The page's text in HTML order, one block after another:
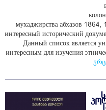
мухаджирства абхазов
интересный исторический
Данный список является
интересным для изучения